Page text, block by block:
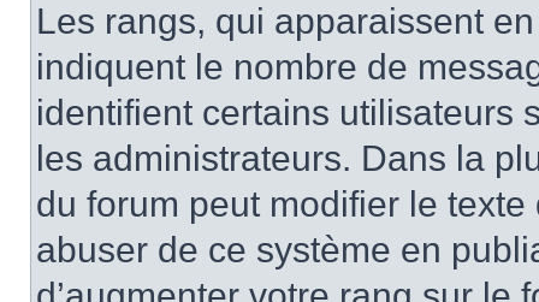
Les rangs, qui apparaissent
indiquent le nombre de
identifient certains utilisateurs
les administrateurs. Dans la
du forum peut modifier le
abuser de ce système en